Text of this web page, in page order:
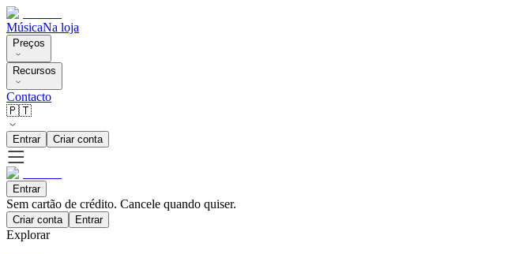
MúsicaNa loja
Preços
Recursos
Contacto
🇵🇹
Entrar Criar conta
Entrar
Sem cartão de crédito. Cancele quando quiser.
Criar conta Entrar
Explorar